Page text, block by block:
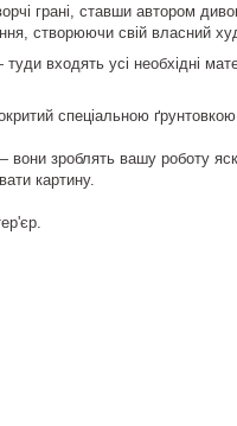
грані, ставши автором
створюючи свій власний
входять усі необхідні
спеціальною
зроблять вашу роботу
картину.